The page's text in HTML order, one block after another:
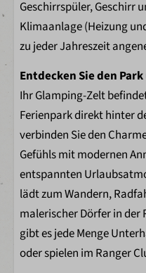
Entertainment
Jeep Safari
(beach) Volleybal
Fußballplatz
Minigolf
Restaurant Lakeside
Imbiss
Beachbar Little
Ranger Club
Fahrradverleih
Bogenschießen
Kletterwald
Geschirrspüler, Geschirr
Klimaanlage (Heizung
zu jeder Jahreszeit
Entdecken Sie den
Ihr Glamping-Zelt
Ferienpark direkt hinter
verbinden Sie den
Gefühls mit modernen
entspannten
lädt zum Wandern,
malerischer Dörfer in der
gibt es jede Menge
oder spielen im Ranger